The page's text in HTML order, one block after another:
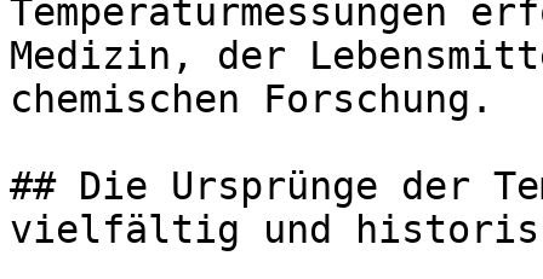
Medizin, der
chemischen Forschung.
## Die Ursprünge der
vielfältig und